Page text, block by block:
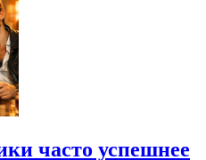
часто успешнее